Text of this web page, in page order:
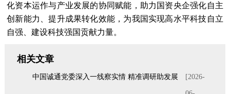
化资本运作与产业发展的协同赋能，助力国资央企强化自主
创新能力、提升成果转化效能，为我国实现高水平科技自立
自强、建设科技强国贡献力量。
相关文章
[2026-
中国诚通党委深入一线察实情 精准调研助发展